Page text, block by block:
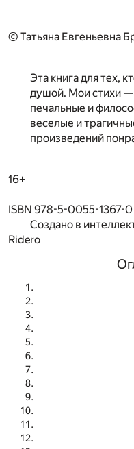
© Татьяна Евгеньевна
Эта книга для тех,
душой. Мои стихи —
печальные и
веселые и
произведений
16+
ISBN 978-5-0055-1367-0
Создано в
Ridero